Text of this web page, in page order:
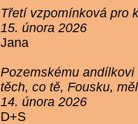
Třetí vzpomínková pro
15. února 2026
Jana
Pozemskému
těch, co tě, Fousku,
14. února 2026
D+S